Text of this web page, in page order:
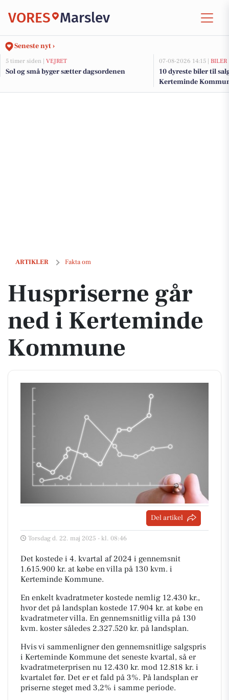
VORES Marslev
Seneste nyt ›
5 timer siden | VEJRET
Sol og små byger sætter dagsordenen
07-08-2026 14:15 | BILER
10 dyreste biler til
Kerteminde
ARTIKLER Fakta om
Huspriserne går ned i Kerteminde Kommune
Huspriserne går
ned i Kerteminde
Kommune
Del artikel
Torsdag d. 22. maj 2025 - kl. 08:46
Det kostede i 4. kvartal af 2024 i gennemsnit
1.615.900 kr. at købe en villa på 130 kvm. i
Kerteminde Kommune.
En enkelt kvadratmeter kostede nemlig 12.430 kr.,
hvor det på landsplan kostede 17.904 kr. at købe en
kvadratmeter villa. En gennemsnitlig villa på 130
kvm. koster således 2.327.520 kr. på landsplan.
Hvis vi sammenligner den gennemsnitlige salgspris
i Kerteminde Kommune det seneste kvartal, så er
kvadratmeterprisen nu 12.430 kr. mod 12.818 kr. i
kvartalet før. Det er et fald på 3%. På landsplan er
priserne steget med 3,2% i samme periode.